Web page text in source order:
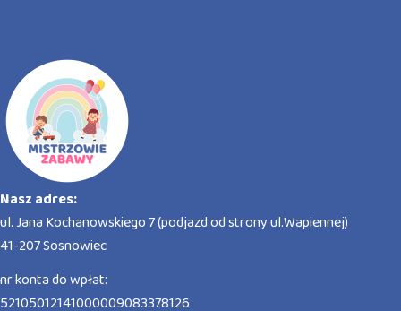
Nasz adres:
ul. Jana Kochanowskiego 7 (podjazd od strony ul.Wapiennej)
41-207 Sosnowiec
nr konta do wpłat:
52105012141000009083378126